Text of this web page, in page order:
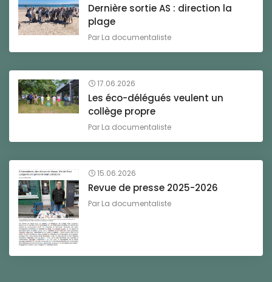
Dernière sortie AS : direction la
plage
Par La documentaliste
17.06.2026
Les éco-délégués veulent un
collège propre
Par La documentaliste
15.06.2026
Revue de presse 2025-2026
Par La documentaliste